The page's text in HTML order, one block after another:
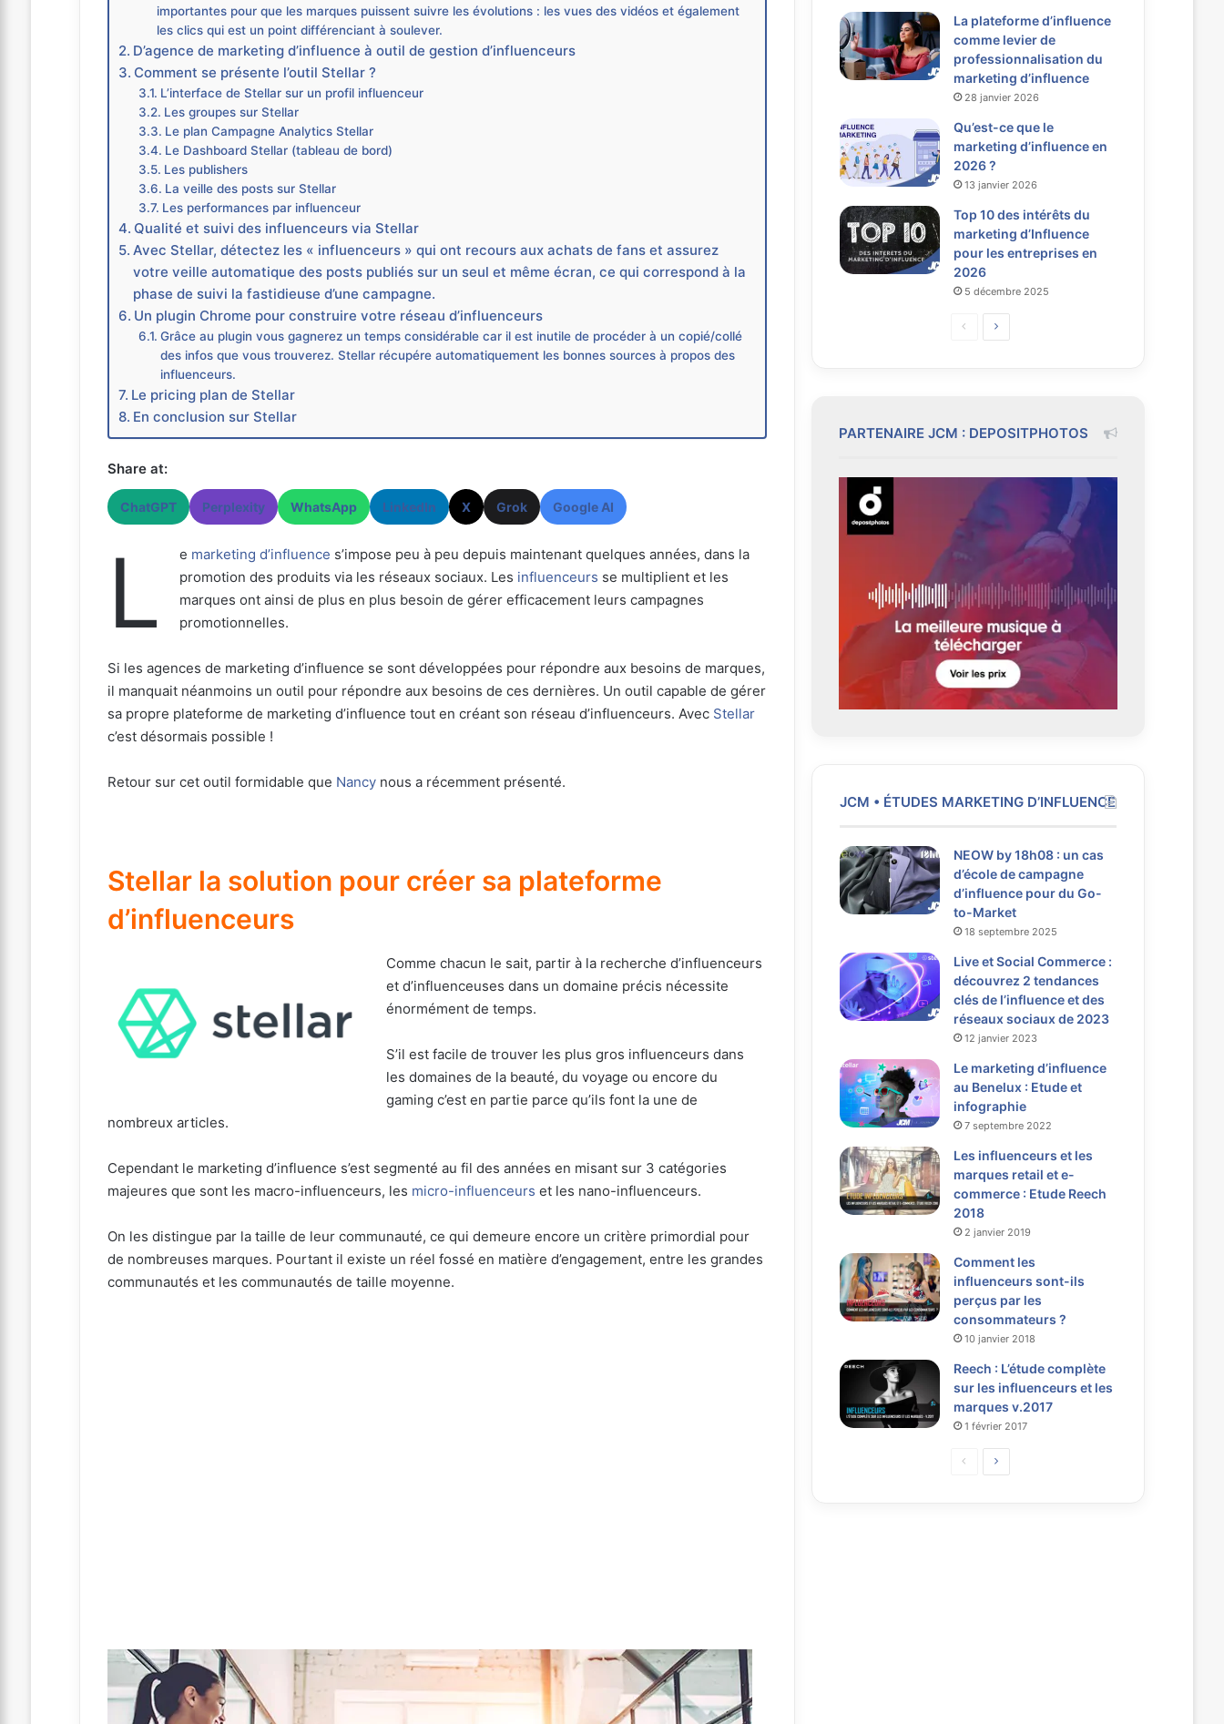
importantes pour que les marques puissent suivre les évolutions : les vues des vidéos et également
les clics qui est un point différenciant à soulever.
D’agence de marketing d’influence à outil de gestion d’influenceurs
Comment se présente l’outil Stellar ?
L’interface de Stellar sur un profil influenceur
Les groupes sur Stellar
Le plan Campagne Analytics Stellar
Le Dashboard Stellar (tableau de bord)
Les publishers
La veille des posts sur Stellar
Les performances par influenceur
Qualité et suivi des influenceurs via Stellar
Avec Stellar, détectez les « influenceurs » qui ont recours aux achats de fans et assurez
votre veille automatique des posts publiés sur un seul et même écran, ce qui correspond à la
phase de suivi la fastidieuse d’une campagne.
Un plugin Chrome pour construire votre réseau d’influenceurs
Grâce au plugin vous gagnerez un temps considérable car il est inutile de procéder à un copié/collé
des infos que vous trouverez. Stellar récupére automatiquement les bonnes sources à propos des
influenceurs.
Le pricing plan de Stellar
En conclusion sur Stellar
Share at:
ChatGPT Perplexity WhatsApp LinkedIn X Grok Google AI
L e marketing d’influence s’impose peu à peu depuis maintenant quelques années, dans la
promotion des produits via les réseaux sociaux. Les influenceurs se multiplient et les
marques ont ainsi de plus en plus besoin de gérer efficacement leurs campagnes
promotionnelles.
Si les agences de marketing d’influence se sont développées pour répondre aux besoins de marques,
il manquait néanmoins un outil pour répondre aux besoins de ces dernières. Un outil capable de gérer
sa propre plateforme de marketing d’influence tout en créant son réseau d’influenceurs. Avec Stellar
c’est désormais possible !
Retour sur cet outil formidable que Nancynous a récemment présenté.
Stellar la solution pour créer sa plateforme
d’influenceurs
Comme chacun le sait, partir à la recherche d’influenceurs
et d’influenceuses dans un domaine précis nécessite
énormément de temps.
S’il est facile de trouver les plus gros influenceurs dans
les domaines de la beauté, du voyage ou encore du
gaming c’est en partie parce qu’ils font la une de
nombreux articles.
Cependant le marketing d’influence s’est segmenté au fil des années en misant sur 3 catégories
majeures que sont les macro-influenceurs, les micro-influenceurs et les nano-influenceurs.
On les distingue par la taille de leur communauté, ce qui demeure encore un critère primordial pour
de nombreuses marques. Pourtant il existe un réel fossé en matière d’engagement, entre les grandes
communautés et les communautés de taille moyenne.
La plateforme d’influence
comme levier de
professionnalisation du
marketing d’influence
28 janvier 2026
Qu’est-ce que le
marketing d’influence en
2026 ?
13 janvier 2026
Top 10 des intérêts du
marketing d’Influence
pour les entreprises en
2026
5 décembre 2025
p
é
c
e
n
t
e
P
s
i
a
t
e
PARTENAIRE JCM : DEPOSITPHOTOS
JCM • ÉTUDES MARKETING D’INFLUENCE
NEOW by 18h08 : un cas
d’école de campagne
d’influence pour du Go-
to-Market
18 septembre 2025
Live et Social Commerce :
découvrez 2 tendances
clés de l’influence et des
réseaux sociaux de 2023
12 janvier 2023
Le marketing d’influence
au Benelux : Etude et
infographie
7 septembre 2022
Les influenceurs et les
marques retail et e-
commerce : Etude Reech
2018
2 janvier 2019
Comment les
influenceurs sont-ils
perçus par les
consommateurs ?
10 janvier 2018
Reech : L’étude complète
sur les influenceurs et les
marques v.2017
1 février 2017
P